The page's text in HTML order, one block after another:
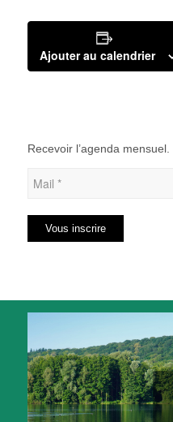
Ajouter au calendrier
Recevoir l’agenda mensuel.